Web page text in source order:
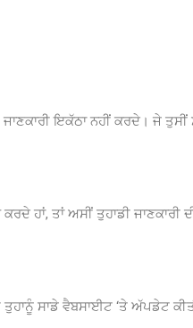
ਇਕੱਠਾ ਨਹੀਂ ਕਰਦੇ। ਜੇ
ਹਾਂ, ਤਾਂ ਅਸੀਂ ਤੁਹਾਡੀ
ਸਾਡੇ ਵੈਬਸਾਈਟ ‘ਤੇ ਅੱਪਡੇਟ